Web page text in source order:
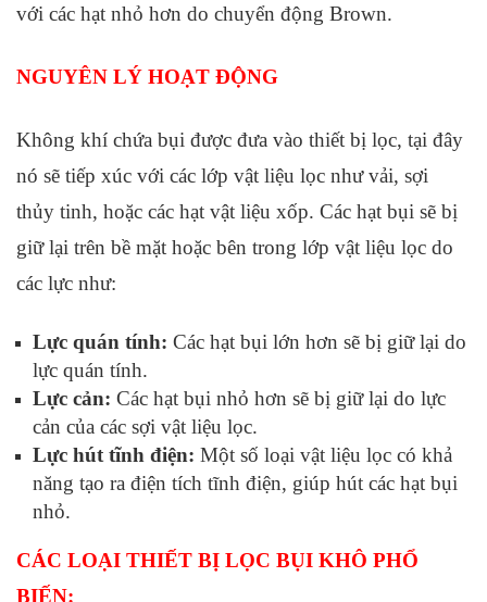
với các hạt nhỏ hơn do chuyển động Brown.
NGUYÊN LÝ HOẠT ĐỘNG
Không khí chứa bụi được đưa vào thiết bị lọc, tại đây
nó sẽ tiếp xúc với các lớp vật liệu lọc như vải, sợi
thủy tinh, hoặc các hạt vật liệu xốp. Các hạt bụi sẽ bị
giữ lại trên bề mặt hoặc bên trong lớp vật liệu lọc do
các lực như:
Lực quán tính: Các hạt bụi lớn hơn sẽ bị giữ lại do
lực quán tính.
Lực cản: Các hạt bụi nhỏ hơn sẽ bị giữ lại do lực
cản của các sợi vật liệu lọc.
Lực hút tĩnh điện: Một số loại vật liệu lọc có khả
năng tạo ra điện tích tĩnh điện, giúp hút các hạt bụi
nhỏ.
CÁC LOẠI THIẾT BỊ LỌC BỤI KHÔ PHỔ
BIẾN: